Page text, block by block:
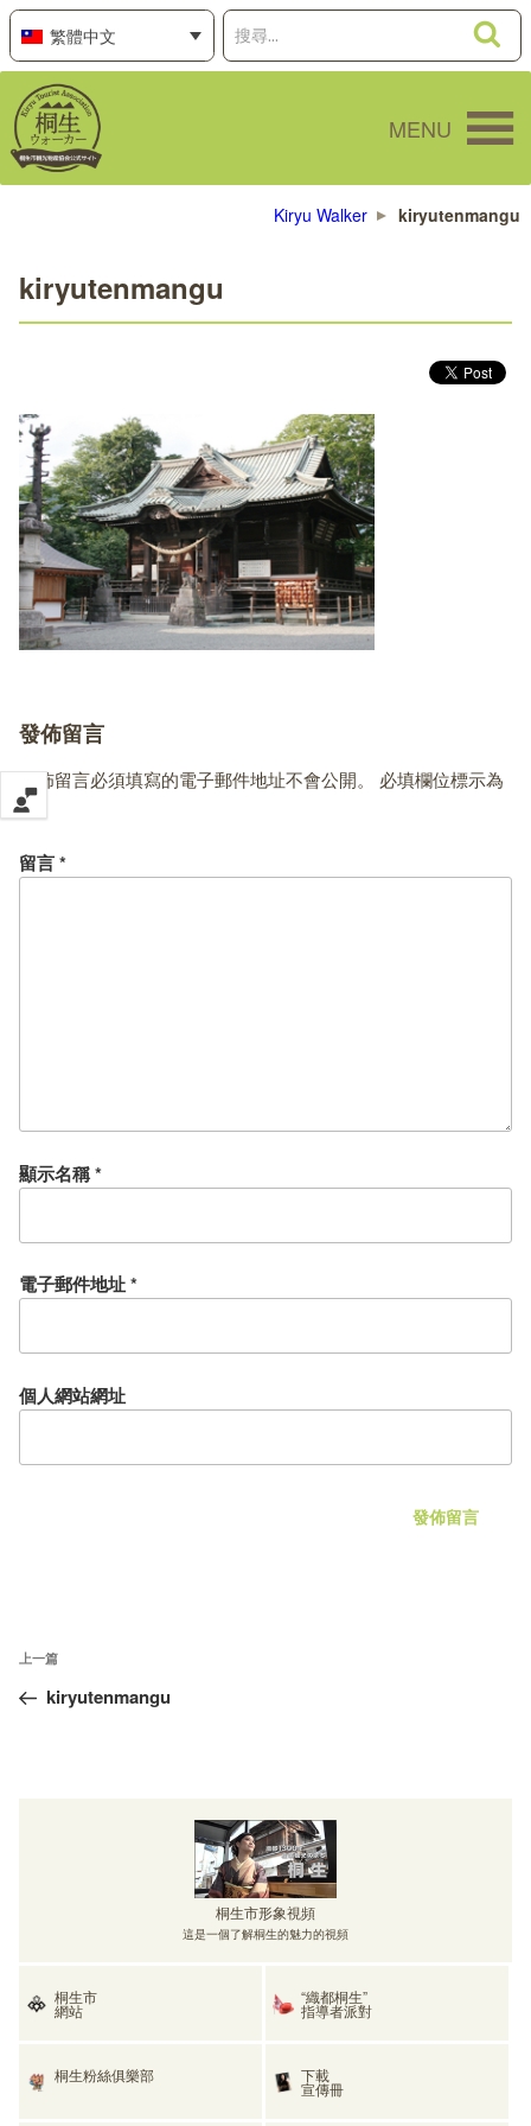
跳
主
內
容
繁體中文
搜
尋
關
MENU
Kiryu Walker kiryutenmangu
kiryutenmangu
發佈留言
發佈留言必須填寫的電子郵件地址不會公開。
必填欄位標示為
*
留言*
顯示名稱*
電子郵件地址*
個人網站網址
文
導
上
一
上一篇
kiryutenmangu
桐生市形象視頻
這是一個了解桐生的魅力的視頻
桐生市
網站
“織都桐生”
指導者派對
桐生粉絲俱樂部 下載
宣傳冊